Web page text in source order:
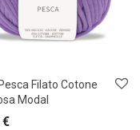
Filato Cotone
Modal
€